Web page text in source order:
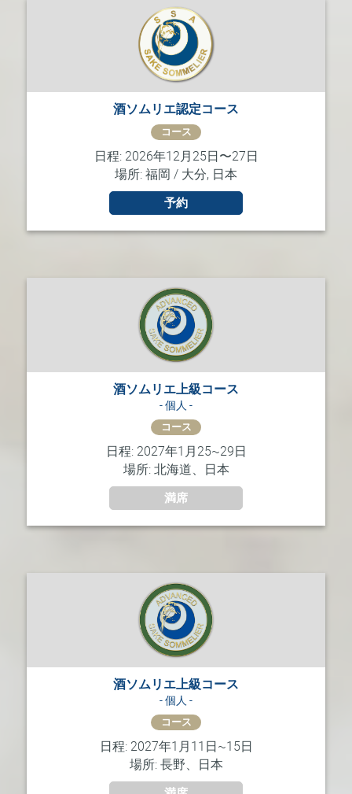
酒ソムリエ認定コース
コース
日程: 2026年12月25日〜27日
場所: 福岡 / 大分, 日本
予約
酒ソムリエ上級コース
- 個人 -
コース
日程: 2027年1月25~29日
場所: 北海道、日本
満席
酒ソムリエ上級コース
- 個人 -
コース
日程: 2027年1月11日~15日
場所: 長野、日本